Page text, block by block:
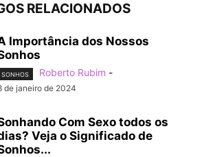
RELACIONADOS
Importância dos Nossos
SONHOS Roberto Rubim -
de janeiro de 2024
Com Sexo todos os
Veja o Significado de